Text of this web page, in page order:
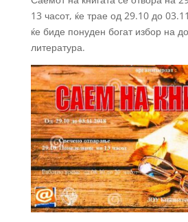
13 часот, ќе трае од 29.10 до
ќе биде понуден богат избор на
литература.